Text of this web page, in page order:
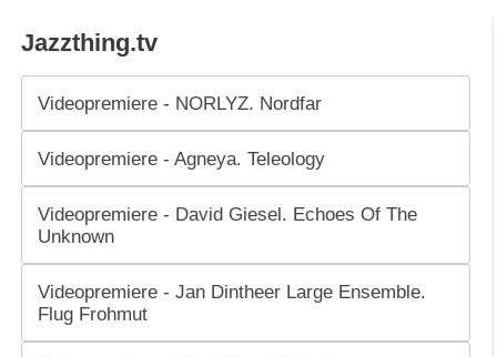
Jazzthing.tv
Videopremiere - NORLYZ. Nordfar
Videopremiere - Agneya. Teleology
Videopremiere - David Giesel. Echoes Of The
Unknown
Videopremiere - Jan Dintheer Large Ensemble.
Flug Frohmut